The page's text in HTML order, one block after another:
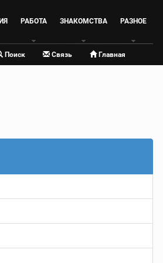
РАБОТА ЗНАКОМСТВА РАЗНОЕ
Поиск Связь Главная